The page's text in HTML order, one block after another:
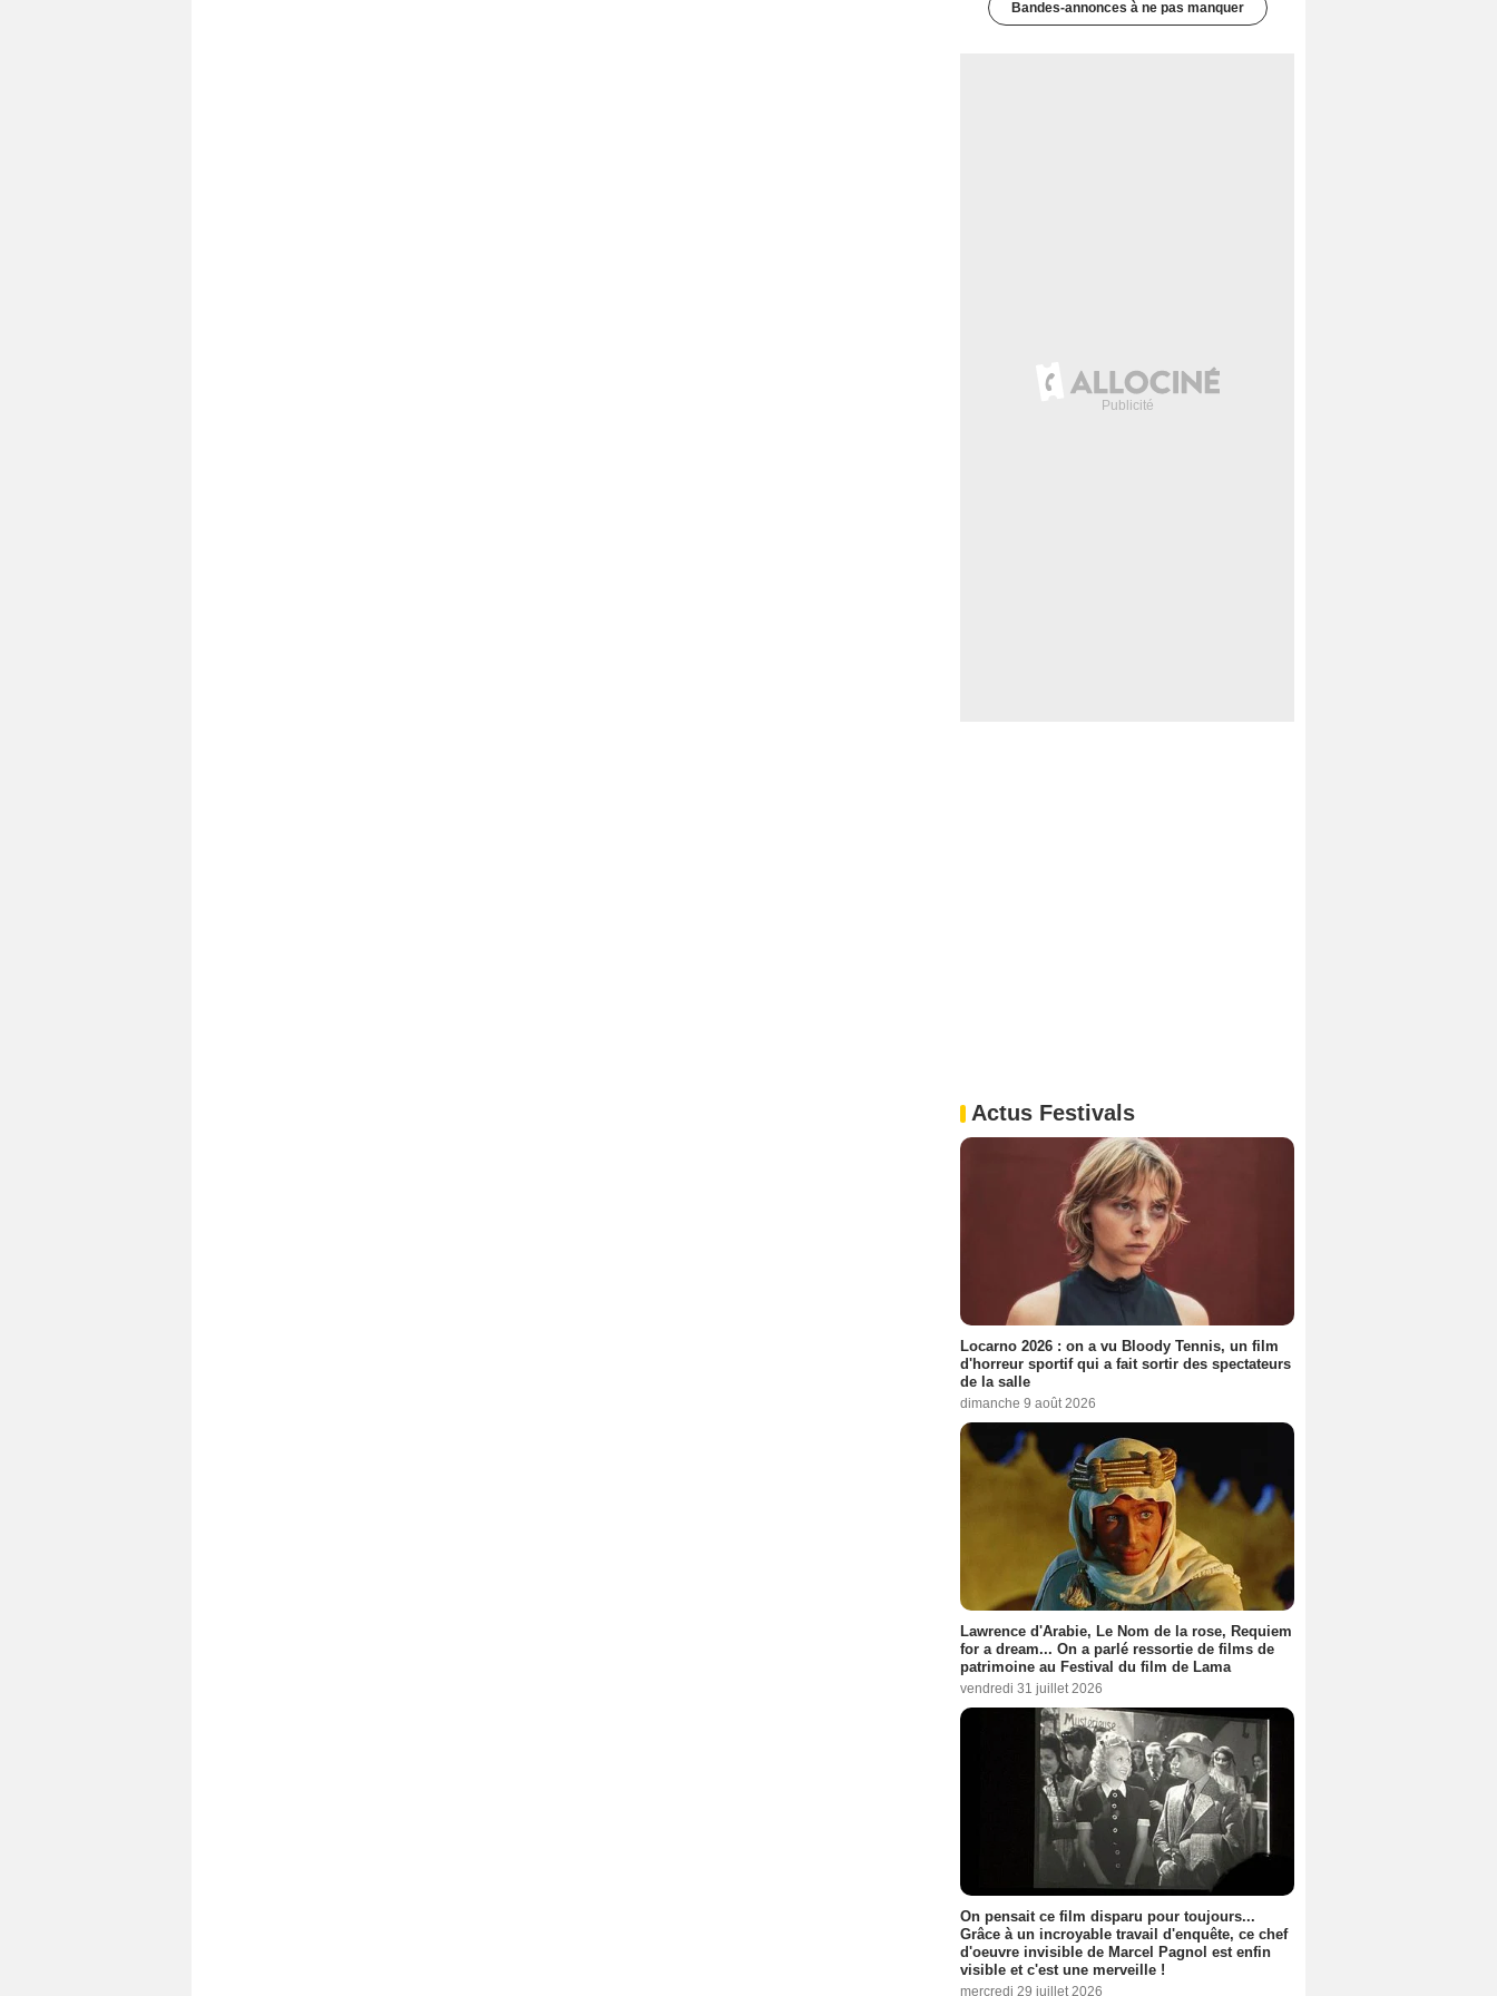
Bandes-annonces à ne pas manquer
Actus Festivals
Locarno 2026 : on a vu Bloody Tennis, un film
d'horreur sportif qui a fait sortir des spectateurs
de la salle
dimanche 9 août 2026
Lawrence d'Arabie, Le Nom de la rose, Requiem
for a dream... On a parlé ressortie de films de
patrimoine au Festival du film de Lama
vendredi 31 juillet 2026
On pensait ce film disparu pour toujours...
Grâce à un incroyable travail d'enquête, ce chef
d'oeuvre invisible de Marcel Pagnol est enfin
visible et c'est une merveille !
mercredi 29 juillet 2026